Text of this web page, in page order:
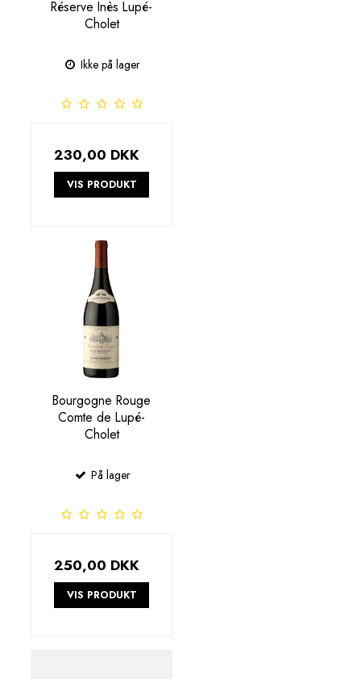
Réserve Inès Lupé-
Cholet
Ikke på lager
230,00 DKK
VIS PRODUKT
Bourgogne Rouge
Comte de Lupé-
Cholet
På lager
250,00 DKK
VIS PRODUKT